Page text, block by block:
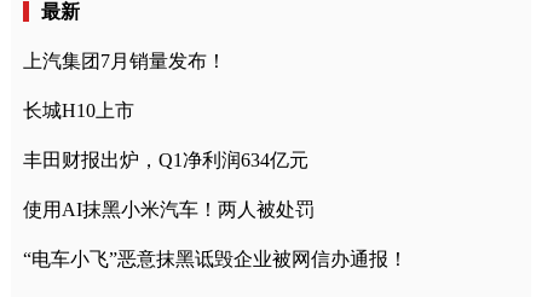
最新
上汽集团7月销量发布！
长城H10上市
丰田财报出炉，Q1净利润634亿元
使用AI抹黑小米汽车！两人被处罚
“电车小飞”恶意抹黑诋毁企业被网信办通报！